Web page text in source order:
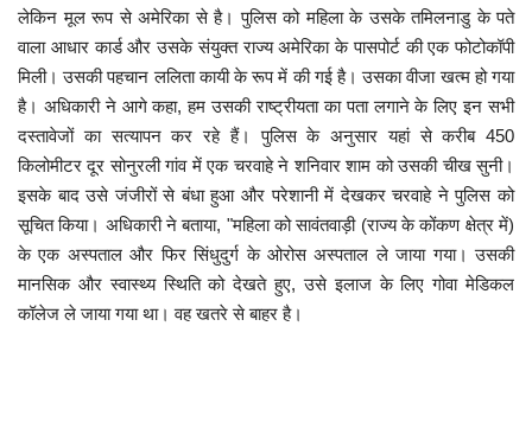
लाइफस्टाइल
वीडियो
ज्योतिष
संस्कृति मंच
लेकिन मूल रूप से अमेरिका से है। पुलिस को महिला के उसके तमिलनाडु के पते
वाला आधार कार्ड और उसके संयुक्त राज्य अमेरिका के पासपोर्ट की एक फोटोकॉपी
मिली। उसकी पहचान ललिता कायी के रूप में की गई है। उसका वीजा खत्म हो गया
है। अधिकारी ने आगे कहा, हम उसकी राष्ट्रीयता का पता लगाने के लिए इन सभी
दस्तावेजों का सत्यापन कर रहे हैं। पुलिस के अनुसार यहां से करीब 450
किलोमीटर दूर सोनुरली गांव में एक चरवाहे ने शनिवार शाम को उसकी चीख सुनी।
इसके बाद उसे जंजीरों से बंधा हुआ और परेशानी में देखकर चरवाहे ने पुलिस को
सूचित किया। अधिकारी ने बताया, "महिला को सावंतवाड़ी (राज्य के कोंकण क्षेत्र में)
के एक अस्पताल और फिर सिंधुदुर्ग के ओरोस अस्पताल ले जाया गया। उसकी
मानसिक और स्वास्थ्य स्थिति को देखते हुए, उसे इलाज के लिए गोवा मेडिकल
कॉलेज ले जाया गया था। वह खतरे से बाहर है।